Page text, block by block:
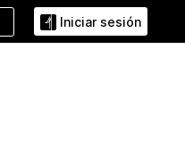
Iniciar sesión